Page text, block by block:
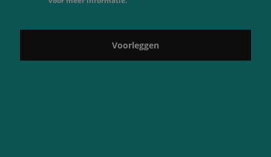
Voorleggen